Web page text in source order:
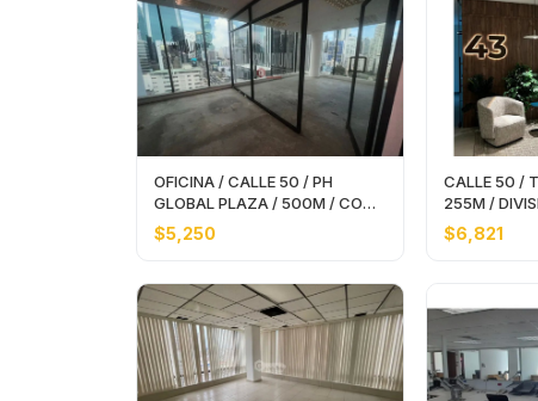
OFICINA / CALLE 50 / PH
GLOBAL PLAZA / 500M / CON
DIVISIONES
$5,250
CALLE 50 /
255M /
/ AMOBLADA
$6,821